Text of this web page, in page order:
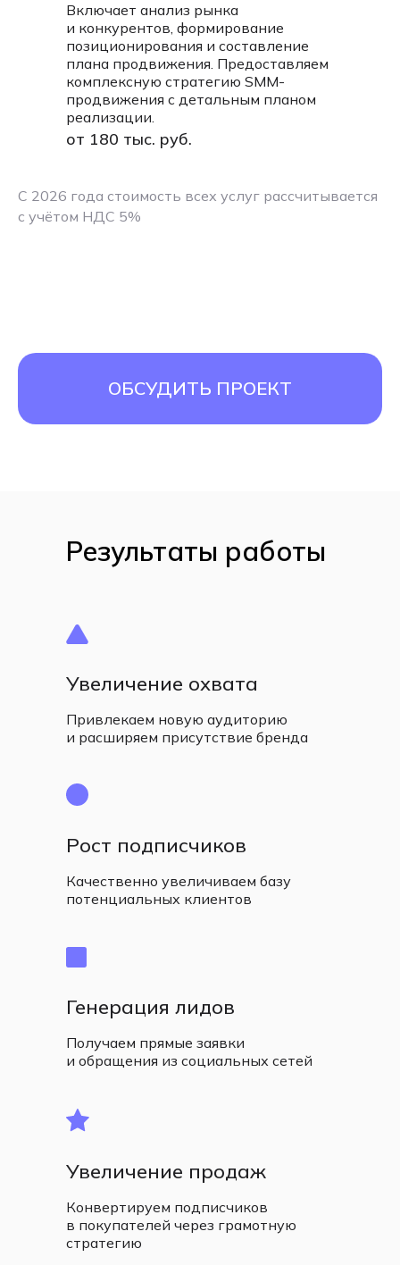
от 180 тыс. руб.
Включает анализ рынка
и конкурентов, формирование
позиционирования и составление
плана продвижения. Предоставляем
комплексную стратегию SMM-
продвижения с детальным планом
реализации.
С 2026 года стоимость всех услуг рассчитывается
с учётом НДС 5%
ОБСУДИТЬ ПРОЕКТ
Результаты работы
Генерация лидов
Получаем прямые заявки
и обращения из социальных сетей
Увеличение охвата
Привлекаем новую аудиторию
и расширяем присутствие бренда
Качественно увеличиваем базу
потенциальных клиентов
Рост подписчиков
Увеличение продаж
Конвертируем подписчиков
в покупателей через грамотную
стратегию